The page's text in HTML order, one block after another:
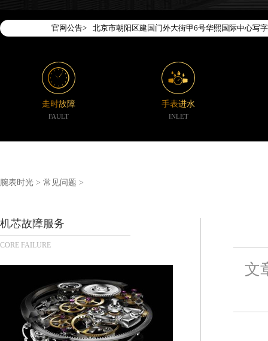
官网公告>
北京市朝阳区建国门外大街甲6号华熙国际中心写
天津市和平区赤峰道136号天津国际金融中心写字
上海市黄浦区南京东路299号宏伊国际广场写字楼
南京市秦淮区中山南路1号（新街口）南京中心写
常州市新北区龙锦路1590号现代传媒中心写字楼5
徐州市鼓楼区淮海东路29号苏宁广场IFC国际金融
嘉兴市南湖区广益路705号嘉兴世界贸易中心写字
南昌市红谷滩新区红谷中大道998号绿地双子塔（
济南市历下区经十路11111号华润中心写字楼（万
广州市天河区天河路230号万菱汇国际中心写字楼
广州市越秀区环市东路371-375号世界贸易中心大
深圳市罗湖区深南东路5001号华润大厦写字楼17
走时故障
FAULT
手表进水
INLET
腕表时光 > 常见问题 >
机芯故障服务
CORE FAILURE
文